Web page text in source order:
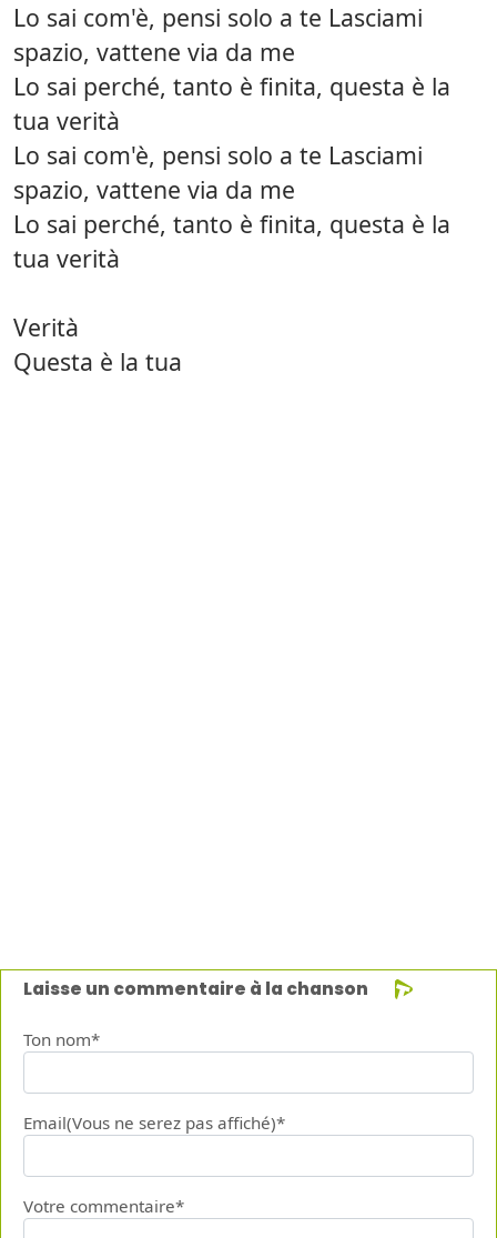
Lo sai com'è, pensi solo a te Lasciami
spazio, vattene via da me
Lo sai perché, tanto è finita, questa è la
tua verità
Lo sai com'è, pensi solo a te Lasciami
spazio, vattene via da me
Lo sai perché, tanto è finita, questa è la
tua verità
Verità
Questa è la tua
Laisse un commentaire à la chanson
Ton nom*
Email(Vous ne serez pas affiché)*
Votre commentaire*